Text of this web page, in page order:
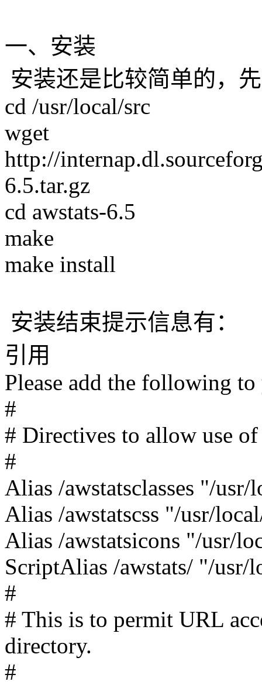
一、安装
安装还是比较简单的，
cd /usr/local/src
wget
http://
6.5.tar.gz
cd awstats-6.5
make
make install
安装结束提示信息有：
引用
Please add the following
#
# Directives to allow use
#
Alias /awstatsclasses "/
Alias /awstatscss "/usr/
Alias /awstatsicons "/usr/
ScriptAlias /awstats/ "/
#
# This is to permit URL
directory.
#